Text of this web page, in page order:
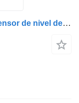
Scania K-series 2025189, 2001840 sensor de nivel de combustible para Scania camión